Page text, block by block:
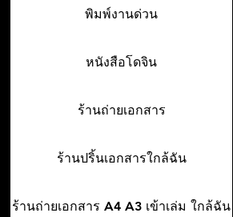
พิมพ์งานด่วน
หนังสือโดจิน
ร้านถ่ายเอกสาร
ร้านปริ้นเอกสารใกล้ฉัน
ร้านถ่ายเอกสาร A4 A3 เข้าเล่ม ใกล้ฉัน